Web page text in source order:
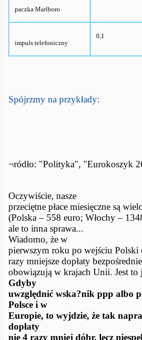
paczka Marlboro
impuls telefoniczny
0,1
Spójrzmy na przykłady:
¬ródło: "Polityka", "Eurokoszyk
Oczywiście, nasze
przeciętne płace miesięczne są
(Polska – 558 euro; Włochy –
ale to inna sprawa...
Wiadomo, że w
pierwszym roku po wejściu Polski
razy mniejsze dopłaty
obowiązują w krajach Unii. Jest to
Gdyby
uwzględnić wska?nik ppp albo
Polsce i w
Europie, to wyjdzie, że tak
dopłaty
nie 4 razy mniej dóbr, lecz